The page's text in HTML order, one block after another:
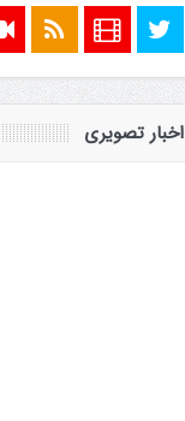
اخبار تصویری